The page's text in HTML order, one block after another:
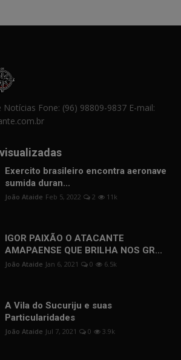
Fone: (96) 98809-9837 E-mail:
Exercito brasileiro encontra aeronave
sumida duran...
João Ataide Feb 5, 2022 2 11k
IGOR PAIXÃO O ATACANTE
AMAPAENSE QUE BRILHA NOS GR...
João Ataide Jan 6, 2021 0 6.5k
A Vila do Sucuriju e suas
Particularidades
João Ataide Jul 7, 2021 0 3.9k